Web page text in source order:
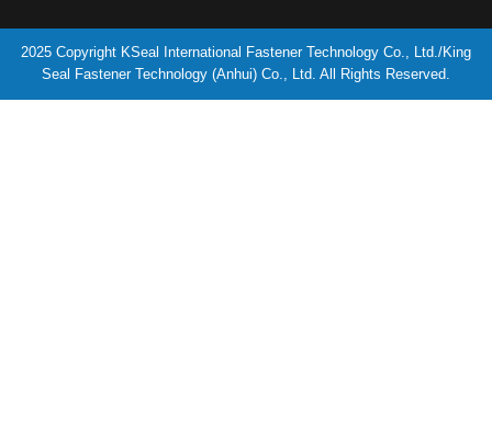
2025 Copyright KSeal International Fastener Technology Co., Ltd./King
Seal Fastener Technology (Anhui) Co., Ltd. All Rights Reserved.